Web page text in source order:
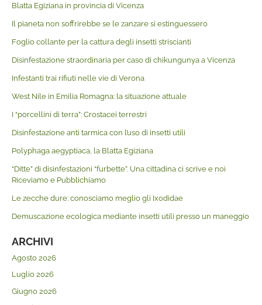
Blatta Egiziana in provincia di Vicenza
Il pianeta non soffrirebbe se le zanzare si estinguessero
Foglio collante per la cattura degli insetti striscianti
Disinfestazione straordinaria per caso di chikungunya a Vicenza
Infestanti trai rifiuti nelle vie di Verona
West Nile in Emilia Romagna: la situazione attuale
I “porcellini di terra”: Crostacei terrestri
Disinfestazione anti tarmica con l’uso di insetti utili
Polyphaga aegyptiaca, la Blatta Egiziana
“Ditte” di disinfestazioni “furbette”. Una cittadina ci scrive e noi
Riceviamo e Pubblichiamo
Le zecche dure: conosciamo meglio gli Ixodidae
Demuscazione ecologica mediante insetti utili presso un maneggio
ARCHIVI
Agosto 2026
Luglio 2026
Giugno 2026